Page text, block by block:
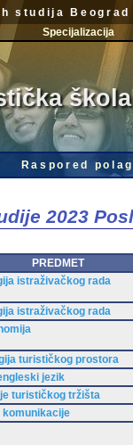
studija Beograd
Specijalizacija
Raspored
2023
PREDMET
istraživačkog rada
istraživačkog rada
turističkog prostora
jezik
turističkog tržišta